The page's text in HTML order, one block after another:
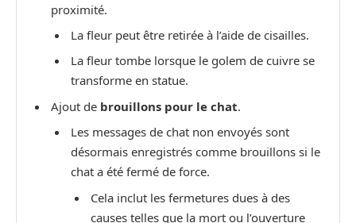
proximité.
La fleur peut être retirée à l’aide de cisailles.
La fleur tombe lorsque le golem de cuivre se
transforme en statue.
Ajout de brouillons pour le chat.
Les messages de chat non envoyés sont
désormais enregistrés comme brouillons si le
chat a été fermé de force.
Cela inclut les fermetures dues à des
causes telles que la mort ou l’ouverture